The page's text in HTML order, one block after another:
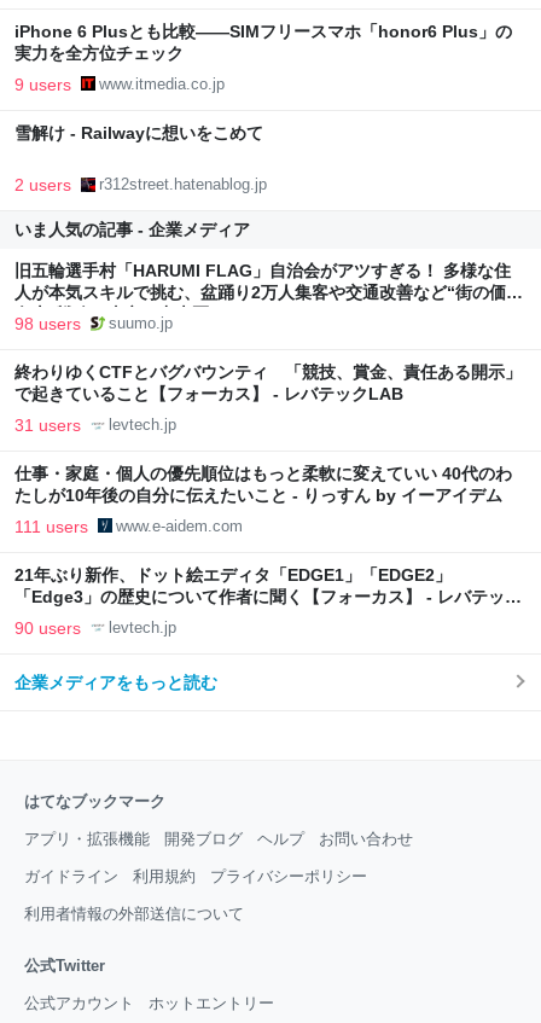
iPhone 6 Plusとも比較――SIMフリースマホ「honor6 Plus」の
実力を全方位チェック
9 users www.itmedia.co.jp
雪解け - Railwayに想いをこめて
2 users r312street.hatenablog.jp
いま人気の記事 - 企業メディア
旧五輪選手村「HARUMI FLAG」自治会がアツすぎる！ 多様な住
人が本気スキルで挑む、盆踊り2万人集客や交通改善など“街の価値
向上”戦略 東京・中央区
98 users suumo.jp
終わりゆくCTFとバグバウンティ 「競技、賞金、責任ある開示」
で起きていること【フォーカス】 - レバテックLAB
31 users levtech.jp
仕事・家庭・個人の優先順位はもっと柔軟に変えていい 40代のわ
たしが10年後の自分に伝えたいこと - りっすん by イーアイデム
111 users www.e-aidem.com
21年ぶり新作、ドット絵エディタ「EDGE1」「EDGE2」
「Edge3」の歴史について作者に聞く【フォーカス】 - レバテック
LAB
90 users levtech.jp
企業メディアをもっと読む
はてなブックマーク
アプリ・拡張機能 開発ブログ ヘルプ お問い合わせ
ガイドライン 利用規約 プライバシーポリシー
利用者情報の外部送信について
公式Twitter
公式アカウント ホットエントリー